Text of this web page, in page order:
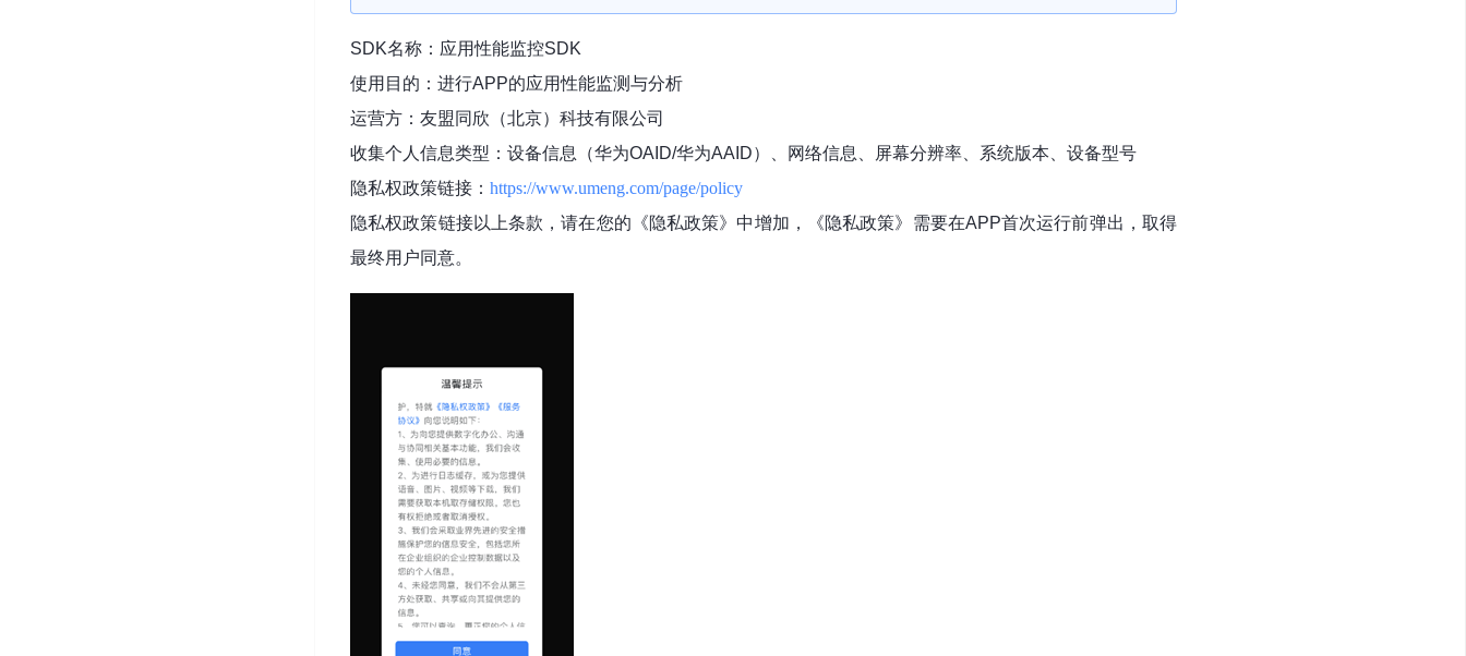
SDK名称：应用性能监控SDK
使用目的：进行APP的应用性能监测与分析
运营方：友盟同欣（北京）科技有限公司
收集个人信息类型：设备信息（华为OAID/华为AAID）、网络信息、屏幕分辨率、系统版本、设备型号
隐私权政策链接： https://www.umeng.com/page/policy
隐私权政策链接以上条款，请在您的《隐私政策》中增加，《隐私政策》需要在APP首次运行前弹出，取得
最终用户同意。